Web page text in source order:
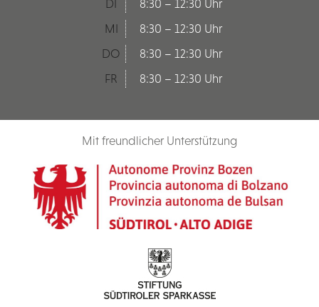
DI
8:30 – 12:30 Uhr
MI
8:30 – 12:30 Uhr
DO
8:30 – 12:30 Uhr
FR
8:30 – 12:30 Uhr
Mit freundlicher Unterstützung